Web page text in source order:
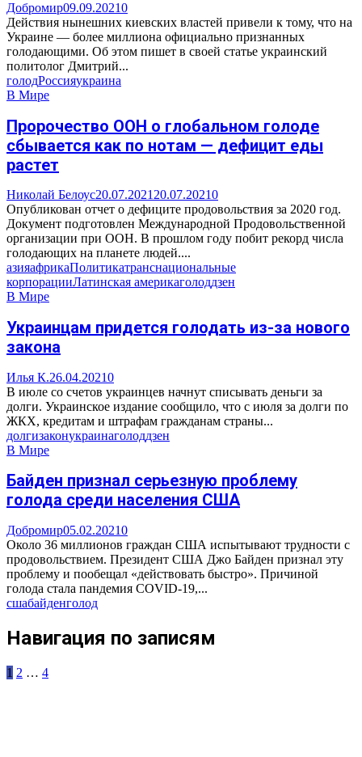
Добромир09.09.20210
Действия нынешних киевских властей привели к тому, что на
Украине — более миллиона официально признанных
голодающими. Об этом пишет в своей статье украинский
политолог Дмитрий...
голодРоссияукраина
В Мире
Пророчество ООН о глобальном голоде
сбывается как по нотам — дефицит еды
растет
Николай Белоус20.07.2021 20.07.20210
Опубликован отчет о дефиците продовольствия за 2020 год.
Документ подготовлен Международной Продовольственной
организации при ООН. В прошлом году побит рекорд числа
голодающих на планете людей....
азияафрикаПолитикатранснациональные
корпорацииЛатинская америкаголоддзен
В Мире
Украинцам придется голодать из-за нового
закона
Илья К.26.04.20210
В июле со счетов украинцев начнут списывать деньги за
долги. Украинское издание сообщило, что с июля за долги по
ЖКХ, кредитам и штрафам гражданам страны...
долгизаконукраинаголоддзен
В Мире
Байден признал серьезную проблему
голода среди населения США
Добромир05.02.20210
Около 36 миллионов граждан США испытывают трудности с
продовольствием. Президент США Джо Байден признал эту
проблему и пообещал «действовать быстро». Причиной
голода стала пандемия COVID-19,...
сшабайденголод
Навигация по записям
1 2 … 4